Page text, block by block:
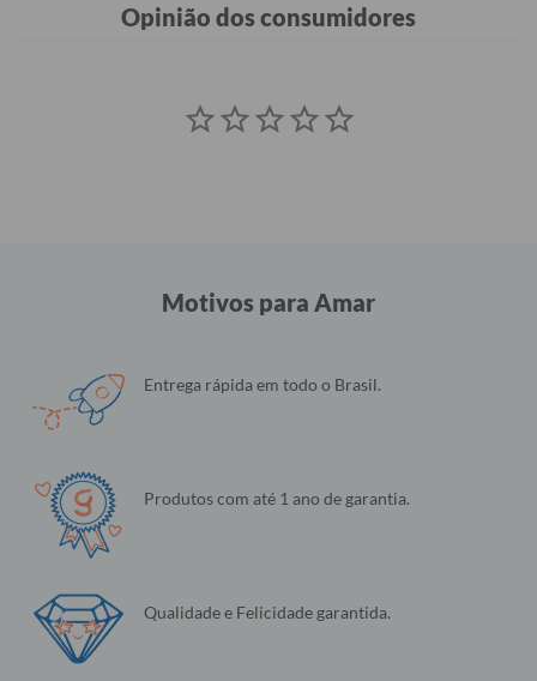
Opinião dos consumidores
Motivos para Amar
Entrega rápida em todo o Brasil.
Produtos com até 1 ano de garantia.
Qualidade e Felicidade garantida.